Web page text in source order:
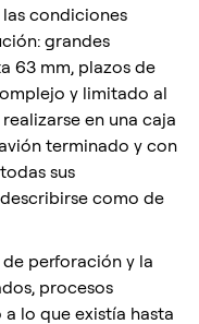
condiciones
grandes
63 mm, plazos de
y limitado al
en una caja
terminado y con
sus
como de
perforación y la
procesos
lo que existía hasta